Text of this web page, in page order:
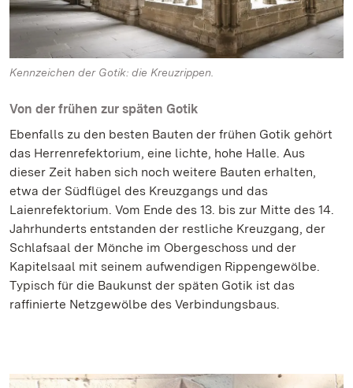
Kennzeichen der Gotik: die Kreuzrippen.
Von der frühen zur späten Gotik
Ebenfalls zu den besten Bauten der frühen Gotik gehört
das Herrenrefektorium, eine lichte, hohe Halle. Aus
dieser Zeit haben sich noch weitere Bauten erhalten,
etwa der Südflügel des Kreuzgangs und das
Laienrefektorium. Vom Ende des 13. bis zur Mitte des 14.
Jahrhunderts entstanden der restliche Kreuzgang, der
Schlafsaal der Mönche im Obergeschoss und der
Kapitelsaal mit seinem aufwendigen Rippengewölbe.
Typisch für die Baukunst der späten Gotik ist das
raffinierte Netzgewölbe des Verbindungsbaus.